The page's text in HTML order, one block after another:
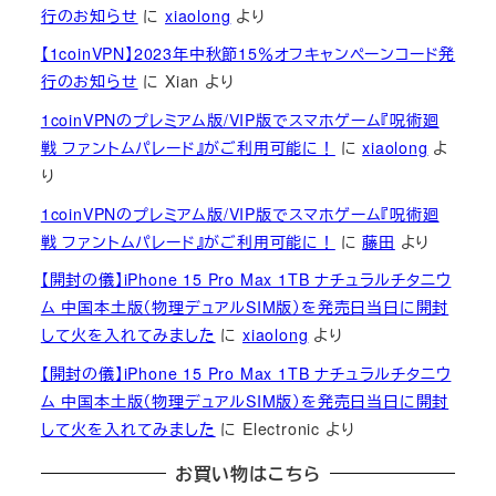
行のお知らせ にxiaolong より
【1coinVPN】2023年中秋節15％オフキャンペーンコード発
行のお知らせ にXian より
1coinVPNのプレミアム版/VIP版でスマホゲーム『呪術廻
戦 ファントムパレード』がご利用可能に！
にxiaolong よ
り
1coinVPNのプレミアム版/VIP版でスマホゲーム『呪術廻
戦 ファントムパレード』がご利用可能に！
に藤田 より
【開封の儀】iPhone 15 Pro Max 1TB ナチュラルチタニウ
ム 中国本土版（物理デュアルSIM版）を発売日当日に開封
して火を入れてみました にxiaolong より
【開封の儀】iPhone 15 Pro Max 1TB ナチュラルチタニウ
ム 中国本土版（物理デュアルSIM版）を発売日当日に開封
して火を入れてみました に Electronic より
お買い物はこちら